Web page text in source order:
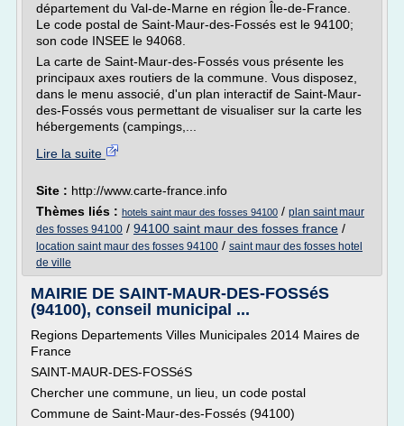
département du Val-de-Marne en région Île-de-France.
Le code postal de Saint-Maur-des-Fossés est le 94100;
son code INSEE le 94068.
La carte de Saint-Maur-des-Fossés vous présente les
principaux axes routiers de la commune. Vous disposez,
dans le menu associé, d'un plan interactif de Saint-Maur-
des-Fossés vous permettant de visualiser sur la carte les
hébergements (campings,...
Lire la suite
Site : http://www.carte-france.info
Thèmes liés : hotels saint maur des fosses 94100 / plan saint maur
des fosses 94100 / 94100 saint maur des fosses france /
location saint maur des fosses 94100 / saint maur des fosses hotel
de ville
MAIRIE DE SAINT-MAUR-DES-FOSSéS
(94100), conseil municipal ...
Regions Departements Villes Municipales 2014 Maires de
France
SAINT-MAUR-DES-FOSSéS
Chercher une commune, un lieu, un code postal
Commune de Saint-Maur-des-Fossés (94100)